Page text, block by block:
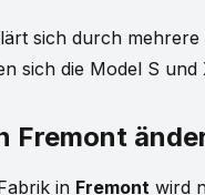
sich durch
sich die Model S
Fremont
in Fremont wird